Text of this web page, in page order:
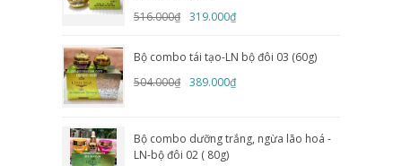
516.000₫ 319.000₫
Bộ combo tái tạo-LN bộ đôi 03 (60g)
504.000₫ 389.000₫
Bộ combo dưỡng trắng, ngừa lão hoá -
LN-bộ đôi 02 ( 80g)